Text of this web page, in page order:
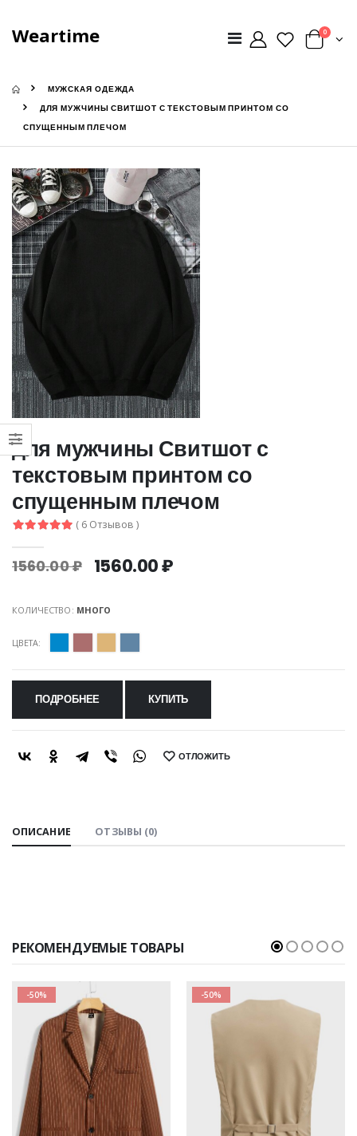
Weartime 0
МУЖСКАЯ ОДЕЖДА
ДЛЯ МУЖЧИНЫ СВИТШОТ С ТЕКСТОВЫМ ПРИНТОМ СО
СПУЩЕННЫМ ПЛЕЧОМ
для мужчины Свитшот с
текстовым принтом со
спущенным плечом
( 6 Отзывов )
1560.00 ₽ 1560.00 ₽
КОЛИЧЕСТВО: МНОГО
ЦВЕТА:
ПОДРОБНЕЕ КУПИТЬ
SHARE: ОТЛОЖИТЬ
ОПИСАНИЕ ОТЗЫВЫ (0)
РЕКОМЕНДУЕМЫЕ ТОВАРЫ
-50% -50%